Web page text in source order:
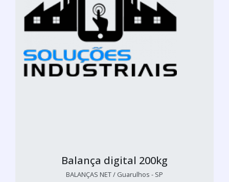
Balança digital 200kg
BALANÇAS NET / Guarulhos - SP